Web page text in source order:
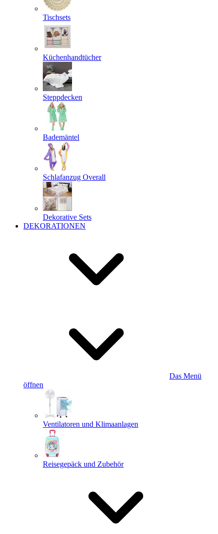
Tischsets
Küchenhandtücher
Steppdecken
Bademäntel
Schlafanzug Overall
Dekorative Sets
DEKORATIONEN
Das Menü
öffnen
Ventilatoren und Klimaanlagen
Reisegepäck und Zubehör